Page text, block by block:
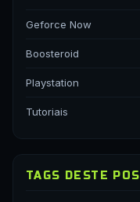
Geforce Now
Boosteroid
Playstation
Tutoriais
TAGS DESTE